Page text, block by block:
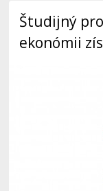
Študijný
ekonómii